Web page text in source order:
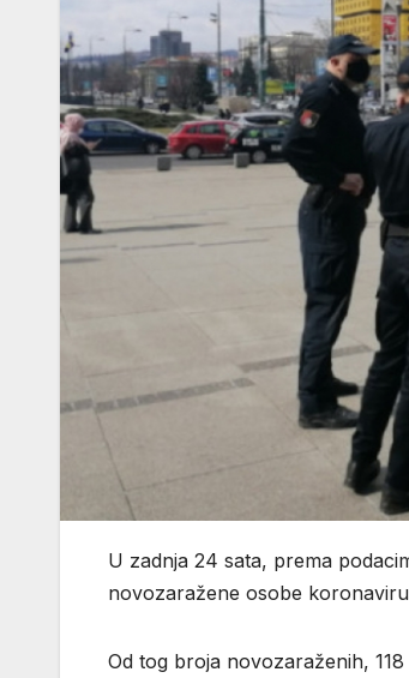
U zadnja 24 sata, prema
novozaražene osobe
Od tog broja novozaraženih,